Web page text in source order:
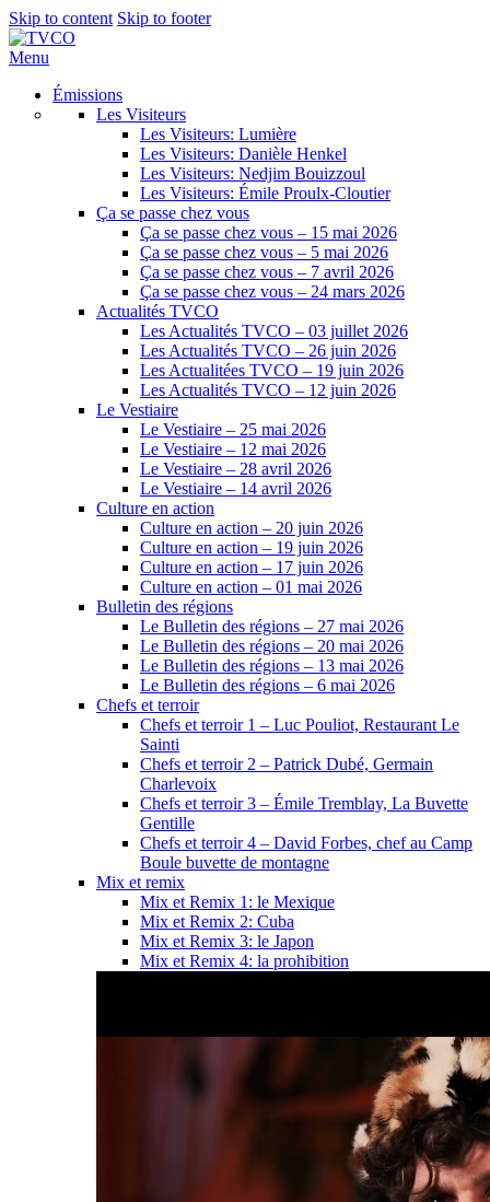
Skip to content Skip to footer
Menu
Émissions
Les Visiteurs
Les Visiteurs: Lumière
Les Visiteurs: Danièle Henkel
Les Visiteurs: Nedjim Bouizzoul
Les Visiteurs: Émile Proulx-Cloutier
Ça se passe chez vous
Ça se passe chez vous – 15 mai 2026
Ça se passe chez vous – 5 mai 2026
Ça se passe chez vous – 7 avril 2026
Ça se passe chez vous – 24 mars 2026
Actualités TVCO
Les Actualités TVCO – 03 juillet 2026
Les Actualités TVCO – 26 juin 2026
Les Actualitées TVCO – 19 juin 2026
Les Actualités TVCO – 12 juin 2026
Le Vestiaire
Le Vestiaire – 25 mai 2026
Le Vestiaire – 12 mai 2026
Le Vestiaire – 28 avril 2026
Le Vestiaire – 14 avril 2026
Culture en action
Culture en action – 20 juin 2026
Culture en action – 19 juin 2026
Culture en action – 17 juin 2026
Culture en action – 01 mai 2026
Bulletin des régions
Le Bulletin des régions – 27 mai 2026
Le Bulletin des régions – 20 mai 2026
Le Bulletin des régions – 13 mai 2026
Le Bulletin des régions – 6 mai 2026
Chefs et terroir
Chefs et terroir 1 – Luc Pouliot, Restaurant Le
Sainti
Chefs et terroir 2 – Patrick Dubé, Germain
Charlevoix
Chefs et terroir 3 – Émile Tremblay, La Buvette
Gentille
Chefs et terroir 4 – David Forbes, chef au Camp
Boule buvette de montagne
Mix et remix
Mix et Remix 1: le Mexique
Mix et Remix 2: Cuba
Mix et Remix 3: le Japon
Mix et Remix 4: la prohibition